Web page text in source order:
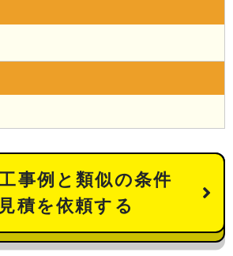
事例と類似の条件
積を依頼する